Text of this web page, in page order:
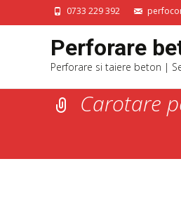
0733 229 392
Perforare
Perforare si taiere beton |
Carotare